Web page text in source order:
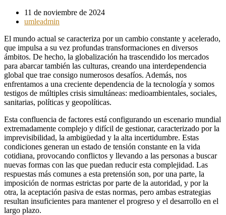
11 de noviembre de 2024
umleadmin
El mundo actual se caracteriza por un cambio constante y acelerado,
que impulsa a su vez profundas transformaciones en diversos
ámbitos. De hecho, la globalización ha trascendido los mercados
para abarcar también las culturas, creando una interdependencia
global que trae consigo numerosos desafíos. Además, nos
enfrentamos a una creciente dependencia de la tecnología y somos
testigos de múltiples crisis simultáneas: medioambientales, sociales,
sanitarias, políticas y geopolíticas.
Esta confluencia de factores está configurando un escenario mundial
extremadamente complejo y difícil de gestionar, caracterizado por la
imprevisibilidad, la ambigüedad y la alta incertidumbre. Estas
condiciones generan un estado de tensión constante en la vida
cotidiana, provocando conflictos y llevando a las personas a buscar
nuevas formas con las que puedan reducir esta complejidad. Las
respuestas más comunes a esta pretensión son, por una parte, la
imposición de normas estrictas por parte de la autoridad, y por la
otra, la aceptación pasiva de estas normas, pero ambas estrategias
resultan insuficientes para mantener el progreso y el desarrollo en el
largo plazo.